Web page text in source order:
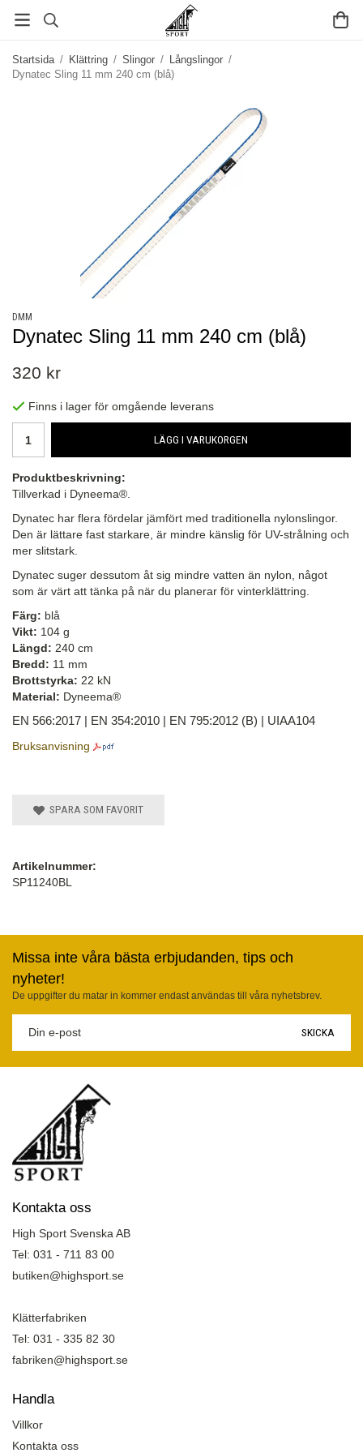
Startsida / Klättring / Slingor / Långslingor /
Dynatec Sling 11 mm 240 cm (blå)
DMM
Dynatec Sling 11 mm 240 cm (blå)
320 kr
Finns i lager för omgående leverans
LÄGG I VARUKORGEN
Produktbeskrivning:
Tillverkad i Dyneema®.
Dynatec har flera fördelar jämfört med traditionella nylonslingor.
Den är lättare fast starkare, är mindre känslig för UV-strålning och
mer slitstark.
Dynatec suger dessutom åt sig mindre vatten än nylon, något
som är värt att tänka på när du planerar för vinterklättring.
Färg: blå
Vikt: 104 g
Längd: 240 cm
Bredd: 11 mm
Brottstyrka: 22 kN
Material: Dyneema®
EN 566:2017 |
EN 354:2010 | EN 795:2012 (B) | UIAA104
Bruksanvisning
SPARA SOM FAVORIT
Artikelnummer:
SP11240BL
Missa inte våra bästa erbjudanden, tips och
nyheter!
De uppgifter du matar in kommer endast användas till våra nyhetsbrev.
SKICKA
Kontakta oss
High Sport Svenska AB
Tel: 031 - 711 83 00
butiken@highsport.se
Klätterfabriken
Tel: 031 - 335 82 30
fabriken@highsport.se
Handla
Villkor
Kontakta oss